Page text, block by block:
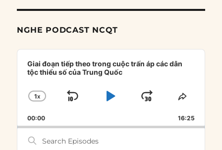
NGHE PODCAST NCQT
Audio
Player
Giai đoạn tiếp theo trong cuộc trấn áp các dân
tộc thiểu số của Trung Quốc
CHANGE
RATE
1X
SKIP
PLAYJUMP
FORWARD
SHARE
00:00 16:25
Search
Episodes